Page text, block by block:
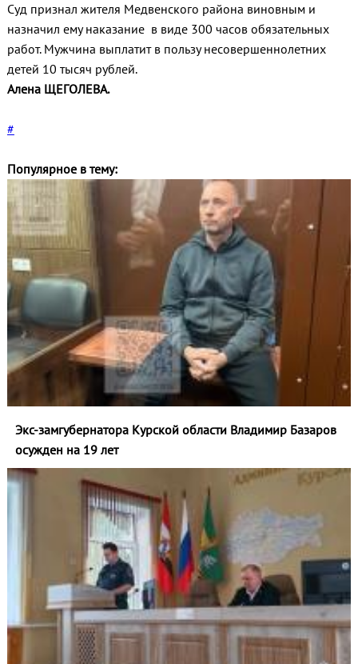
Суд признал жителя Медвенского района виновным и
назначил ему наказание в виде 300 часов обязательных
работ. Мужчина выплатит в пользу несовершеннолетних
детей 10 тысяч рублей.
Алена ЩЕГОЛЕВА.
#
Популярное в тему:
Экс-замгубернатора Курской области Владимир Базаров
осужден на 19 лет